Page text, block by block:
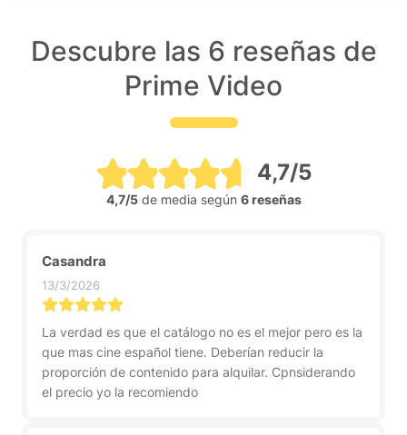
Descubre las 6 reseñas de
Prime Video
4,7/5
4,7/5de media según 6 reseñas
Casandra
13/3/2026
La verdad es que el catálogo no es el mejor pero es la
que mas cine español tiene. Deberían reducir la
proporción de contenido para alquilar. Cpnsiderando
el precio yo la recomiendo